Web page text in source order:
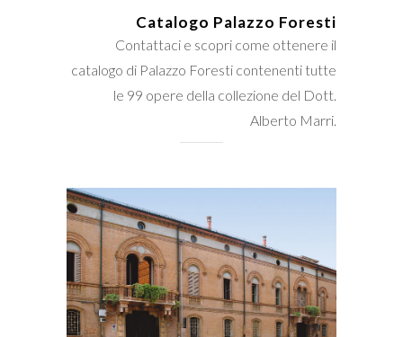
Catalogo Palazzo Foresti
Contattaci e scopri come ottenere il
catalogo di Palazzo Foresti contenenti tutte
le 99 opere della collezione del Dott.
Alberto Marri.